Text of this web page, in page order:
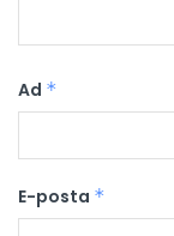
Ad *
E-posta *